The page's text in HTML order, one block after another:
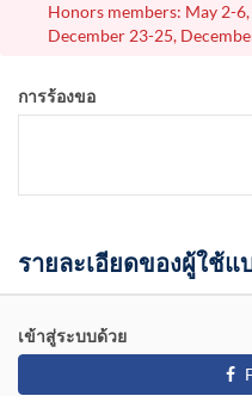
Honors members: May 2-
December 23-25,
การร้องขอ
รายละเอียดของผู้ใช้
เข้าสู่ระบบด้วย